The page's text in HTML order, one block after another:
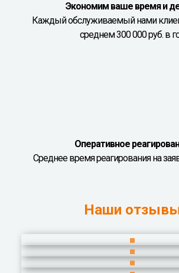
Экономим ваше время и
Каждый обслуживаемый нами
среднем 300 000 руб. в
Оперативное
Среднее время реагирования на
Наши